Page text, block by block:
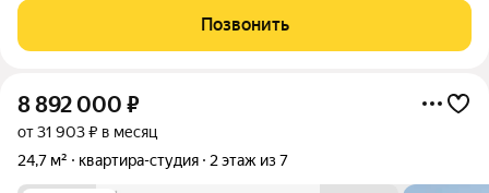
транспортом от м. Некрасовка. Возможен вариант покупки с
использованием ипотечных средств, есть
Позвонить
8 892 000 ₽
от 31 903 ₽ в месяц
24,7 м²
квартира-студия 2 этаж из 7